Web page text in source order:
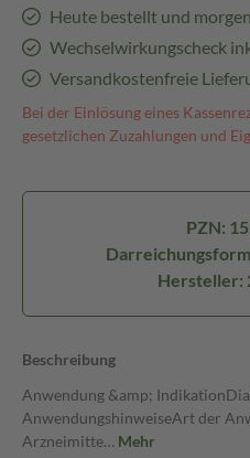
Heute bestellt und
Wechselwirkungscheck
Versandkostenfreie
Bei der Einlösung eines
gesetzlichen Zuzahlungen und
PZN:
Hersteller:
Beschreibung
Anwendung &amp;
AnwendungshinweiseArt der
Arzneimitte… Mehr